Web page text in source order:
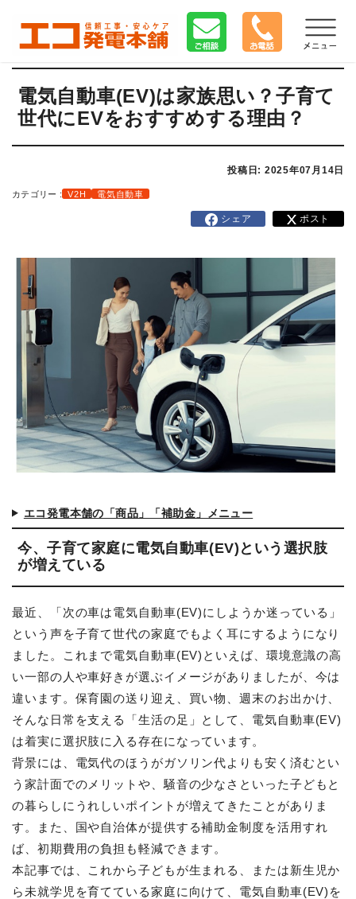
電気自動車(EV)は家族思い？子育て
世代にEVをおすすめする理由？
投稿日: 2025年07月14日
カテゴリー : V2H 電気自動車
シェア ポスト
エコ発電本舗の「商品」「補助金」メニュー
今、子育て家庭に電気自動車(EV)という選択肢
が増えている
最近、「次の車は電気自動車(EV)にしようか迷っている」
という声を子育て世代の家庭でもよく耳にするようになり
ました。これまで電気自動車(EV)といえば、環境意識の高
い一部の人や車好きが選ぶイメージがありましたが、今は
違います。保育園の送り迎え、買い物、週末のお出かけ、
そんな日常を支える「生活の足」として、電気自動車(EV)
は着実に選択肢に入る存在になっています。
背景には、電気代のほうがガソリン代よりも安く済むとい
う家計面でのメリットや、騒音の少なさといった子どもと
の暮らしにうれしいポイントが増えてきたことがありま
す。また、国や自治体が提供する補助金制度を活用すれ
ば、初期費用の負担も軽減できます。
本記事では、これから子どもが生まれる、または新生児か
ら未就学児を育てている家庭に向けて、電気自動車(EV)を